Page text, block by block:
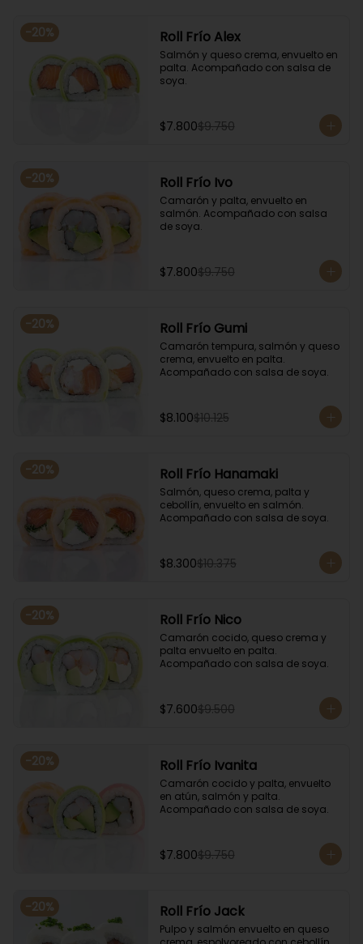
-20% Roll Frío Alex
Salmón y queso crema, envuelto en
palta. Acompañado con salsa de
soya.
$7.800$9.750
-20% Roll Frío Ivo
Camarón y palta, envuelto en
salmón. Acompañado con salsa
de soya.
$7.800$9.750
-20% Roll Frío Gumi
Camarón tempura, salmón y queso
crema, envuelto en palta.
Acompañado con salsa de soya.
$8.100$10.125
-20% Roll Frío Hanamaki
Salmón, queso crema, palta y
cebollín, envuelto en salmón.
Acompañado con salsa de soya.
$8.300$10.375
-20% Roll Frío Nico
Camarón cocido, queso crema y
palta envuelto en palta.
Acompañado con salsa de soya.
$7.600$9.500
-20% Roll Frío Ivanita
Camarón cocido y palta, envuelto
en atún, salmón y palta.
Acompañado con salsa de soya.
$7.800$9.750
-20% Roll Frío Jack
Pulpo y salmón envuelto en queso